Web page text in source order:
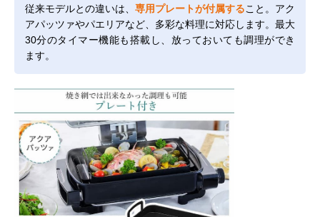
従来モデルとの違いは、 専用プレートが付属すること。アク
アパッツァやパエリアなど、多彩な料理に対応します。最大
30分のタイマー機能も搭載し、放っておいても調理ができ
ます。